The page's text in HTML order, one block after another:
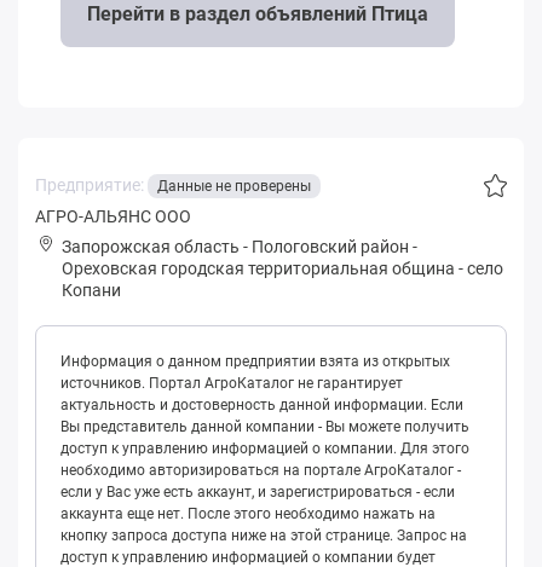
Перейти в раздел объявлений Птица
Предприятие: Данные не проверены
АГРО-АЛЬЯНС ООО
Запорожская область - Пологовский район -
Оpеховская городская территориальная община -село
Копани
Информация о данном предприятии взята из открытых
источников. Портал АгроКаталог не гарантирует
актуальность и достоверность данной информации. Если
Вы представитель данной компании - Вы можете получить
доступ к управлению информацией о компании. Для этого
необходимо авторизироваться на портале АгроКаталог -
если у Вас уже есть аккаунт, и зарегистрироваться - если
аккаунта еще нет. После этого необходимо нажать на
кнопку запроса доступа ниже на этой странице. Запрос на
доступ к управлению информацией о компании будет